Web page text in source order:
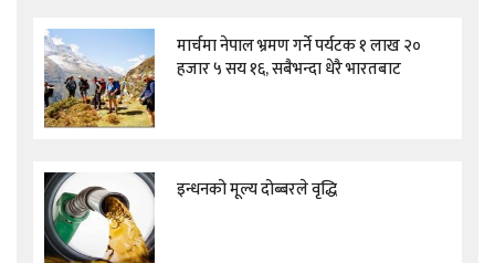
मार्चमा नेपाल भ्रमण गर्ने पर्यटक १ लाख २०
हजार ५ सय १६, सबैभन्दा धेरै भारतबाट
इन्धनको मूल्य दोब्बरले वृद्धि